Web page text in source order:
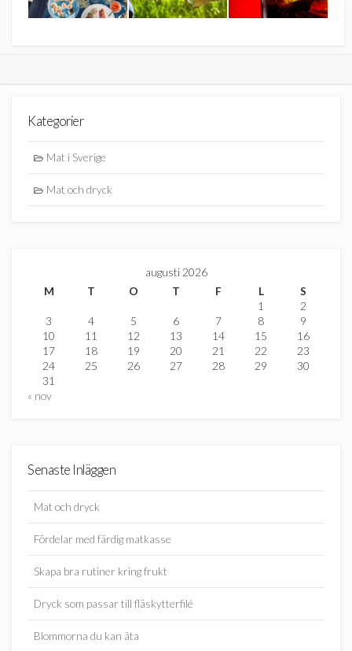
Kategorier
Mat i Sverige
Mat och dryck
augusti 2026
M
T O T F L
S
1
2
3
4 5 6 7 8
9
10
11 12 13 14 15
16
17
18 19 20 21 22
23
24
25 26 27 28 29
30
31
« nov
Senaste Inläggen
Mat och dryck
Fördelar med färdig matkasse
Skapa bra rutiner kring frukt
Dryck som passar till fläskytterfilé
Blommorna du kan äta